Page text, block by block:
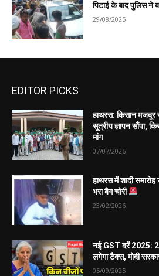
पिटाई के बाद पुलिस ने
29/08/2025
EDITOR PICKS
हाथरस: किसान मजदूर
सूत्रीय ज्ञापन सौंपा,
मांग
07/07/2026
हाथरस में शादी
भरा बैग चोरी
23/02/2026
नई GST दरें 2025:
लगेगा टैक्स, मोदी
05/09/2025